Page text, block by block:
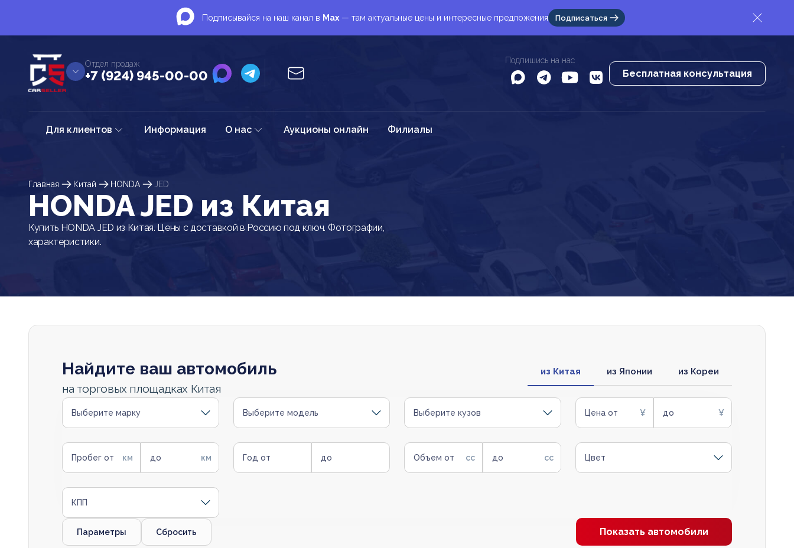
Подписывайся на наш канал в Max — там актуальные цены и интересные предложения Подписаться
Отдел продаж
+7 (924) 945-00-00
Подпишись на нас
Бесплатная консультация
Для клиентов Информация О нас Аукционы онлайн Филиалы
Главная Китай HONDA JED
HONDA JED из Китая
Купить HONDA JED из Китая. Цены с доставкой в Россию под ключ. Фотографии,
характеристики.
Найдите ваш автомобиль
на торговых площадках Китая
из Китая из Японии из Кореи
Выберите марку Выберите модель Выберите кузов Цена от до
Пробег от до Год от до Объем от до Цвет
КПП
Параметры Сбросить Показать автомобили